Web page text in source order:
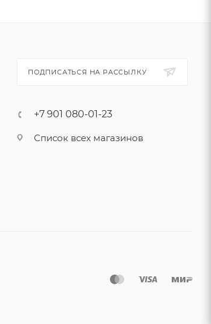
ПОДПИСАТЬСЯ НА РАССЫЛКУ
+7 901 080-01-23
Список всех магазинов